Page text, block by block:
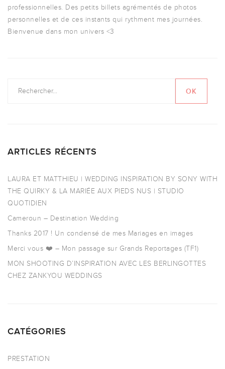
professionnelles. Des petits billets agrémentés de photos
personnelles et de ces instants qui rythment mes journées.
Bienvenue dans mon univers <3
ARTICLES RÉCENTS
LAURA ET MATTHIEU | WEDDING INSPIRATION BY SONY WITH
THE QUIRKY & LA MARIÉE AUX PIEDS NUS | STUDIO
QUOTIDIEN
Cameroun – Destination Wedding
Thanks 2017 ! Un condensé de mes Mariages en images
Merci vous ❤️ – Mon passage sur Grands Reportages (TF1)
MON SHOOTING D’INSPIRATION AVEC LES BERLINGOTTES
CHEZ ZANKYOU WEDDINGS
CATÉGORIES
PRESTATION